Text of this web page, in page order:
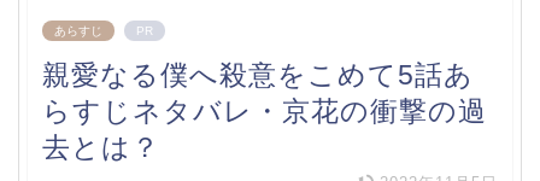
あらすじ PR
親愛なる僕へ殺意をこめて5話あ
らすじネタバレ・京花の衝撃の過
去とは？